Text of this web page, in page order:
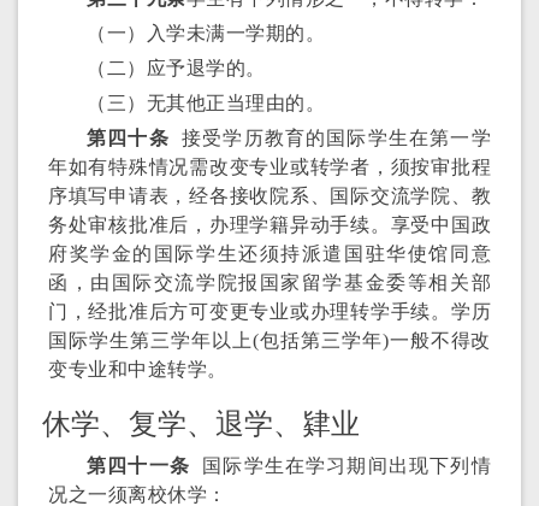
（一）入学未满一学期的。
（二）应予退学的。
（三）无其他正当理由的。
第四十条 接受学历教育的国际学生在第一学
年如有特殊情况需改变专业或转学者，须按审批程
序填写申请表，经各接收院系、国际交流学院、教
务处审核批准后，办理学籍异动手续。享受中国政
府奖学金的国际学生还须持派遣国驻华使馆同意
函，由国际交流学院报国家留学基金委等相关部
门，经批准后方可变更专业或办理转学手续。学历
国际学生第三学年以上(包括第三学年)一般不得改
变专业和中途转学。
休学、复学、退学、肄业
第四十一条 国际学生在学习期间出现下列情
况之一须离校休学：